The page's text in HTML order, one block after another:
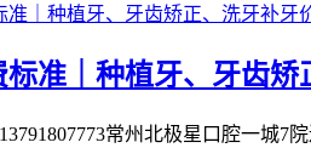
准｜种植牙、牙齿
常州北极星口腔一城